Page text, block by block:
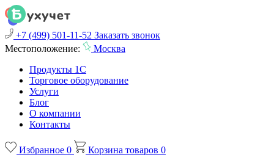
+7 (499) 501-11-52 Заказать звонок
Местоположение:
Москва
Продукты 1С
Торговое оборудование
Услуги
Блог
О компании
Контакты
Избранное 0 Корзина товаров 0